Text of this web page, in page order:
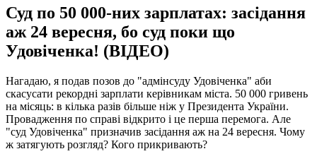
Суд по 50 000-них зарплатах: засідання
аж 24 вересня, бо суд поки що
Удовіченка! (ВІДЕО)
Нагадаю, я подав позов до "адмінсуду Удовіченка" аби
скасусати рекордні зарплати керівникам міста. 50 000 гривень
на місяць: в кілька разів більше ніж у Президента України.
Провадження по справі відкрито і це перша перемога. Але
"суд Удовіченка" призначив засідання аж на 24 вересня. Чому
ж затягують розгляд? Кого прикривають?